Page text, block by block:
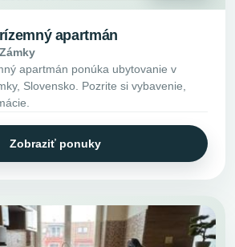
apartmán
apartmán ponúka ubytovanie v
Slovensko. Pozrite si vybavenie,
Zobraziť ponuky